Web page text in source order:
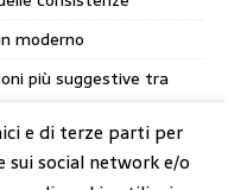
moderno
più suggestive tra
maglieria made in
e di terze parti per
social network e/o